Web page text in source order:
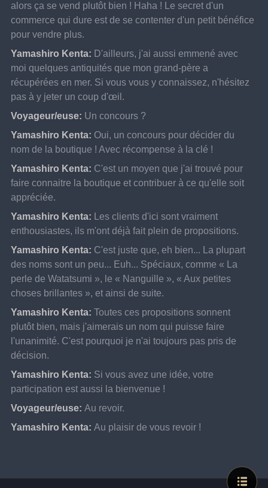
alors ça se vend plutôt bien ! Haha ! Le secret d'un
commerce qui dure est de se contenter d'un petit bénéfice
pour vendre plus.
Yamashiro Kenta: D'ailleurs, j'ai aussi emmené avec
moi quelques antiquités que mon grand-père a
récupérées en mer. Si vous vous y connaissez, n'hésitez
pas à y jeter un coup d'œil.
Voyageur/euse: Un concours ?
Yamashiro Kenta: Oui, un concours pour décider du
nom de la boutique ! Avec récompense à la clé !
Yamashiro Kenta: C'est un moyen que j'ai trouvé pour
faire connaitre la boutique et contribuer à ce qu'elle soit
appréciée.
Yamashiro Kenta: Les clients d'ici sont vraiment
enthousiastes, ils m'ont déjà fait plein de propositions.
Yamashiro Kenta: C'est juste que, eh bien... La plupart
des noms sont un peu... Euh... Spéciaux, comme « La
perle de Watatsumi », le « Nanguille », « Aux petites
choses brillantes », et ainsi de suite.
Yamashiro Kenta:
Toutes ces propositions sonnent
plutôt bien, mais j'aimerais un nom qui puisse faire
l'unanimité. C'est pourquoi je n'ai toujours pas pris de
décision.
Yamashiro Kenta: Si vous avez une idée, votre
participation est aussi la bienvenue !
Voyageur/euse: Au revoir.
Yamashiro Kenta: Au plaisir de vous revoir !